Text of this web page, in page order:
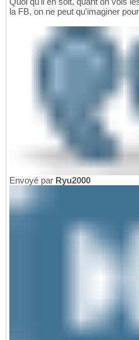
la FB, on ne peut qu'imaginer
Envoyé par Ryu2000